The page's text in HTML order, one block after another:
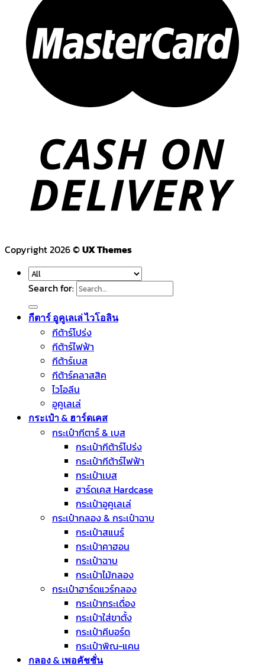
Copyright 2026 ©UX Themes
Search for:
กีตาร์ อูคูเลเล่ ไวโอลิน
กีต้าร์โปร่ง
กีต้าร์ไฟฟ้า
กีต้าร์เบส
กีต้าร์คลาสสิค
ไวโอลีน
อูคูเลเล่
กระเป๋า & ฮาร์ดเคส
กระเป๋ากีตาร์ & เบส
กระเป๋ากีต้าร์โปร่ง
กระเป๋ากีต้าร์ไฟฟ้า
กระเป๋าเบส
ฮาร์ดเคส Hardcase
กระเป๋าอูคูเลเล่
กระเป๋ากลอง & กระเป๋าฉาบ
กระเป๋าสแนร์
กระเป๋าคาฮอน
กระเป๋าฉาบ
กระเป๋าไม้กลอง
กระเป๋าฮาร์ดแวร์กลอง
กระเป๋ากระเดื่อง
กระเป๋าใส่ขาตั้ง
กระเป๋าคีบอร์ด
กระเป๋าพิณ-แคน
กลอง & เพอคัชชั่น